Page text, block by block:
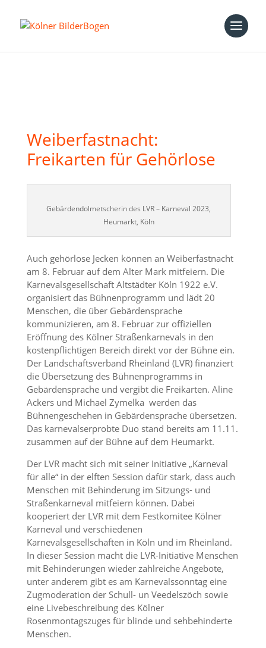
Weiberfastnacht:
Freikarten für Gehörlose
Gebärdendolmetscherin des LVR – Karneval 2023,
Heumarkt, Köln
Auch gehörlose Jecken können an Weiberfastnacht
am 8. Februar auf dem Alter Mark mitfeiern. Die
Karnevalsgesellschaft Altstädter Köln 1922 e.V.
organisiert das Bühnenprogramm und lädt 20
Menschen, die über Gebärdensprache
kommunizieren, am 8. Februar zur offiziellen
Eröffnung des Kölner Straßenkarnevals in den
kostenpflichtigen Bereich direkt vor der Bühne ein.
Der Landschaftsverband Rheinland (LVR) finanziert
die Übersetzung des Bühnenprogramms in
Gebärdensprache und vergibt die Freikarten. Aline
Ackers und Michael Zymelka werden das
Bühnengeschehen in Gebärdensprache übersetzen.
Das karnevalserprobte Duo stand bereits am 11.11.
zusammen auf der Bühne auf dem Heumarkt.
Der LVR macht sich mit seiner Initiative „Karneval
für alle“ in der elften Session dafür stark, dass auch
Menschen mit Behinderung im Sitzungs- und
Straßenkarneval mitfeiern können. Dabei
kooperiert der LVR mit dem Festkomitee Kölner
Karneval und verschiedenen
Karnevalsgesellschaften in Köln und im Rheinland.
In dieser Session macht die LVR-Initiative Menschen
mit Behinderungen wieder zahlreiche Angebote,
unter anderem gibt es am Karnevalssonntag eine
Zugmoderation der Schull- un Veedelszöch sowie
eine Livebeschreibung des Kölner
Rosenmontagszuges für blinde und sehbehinderte
Menschen.